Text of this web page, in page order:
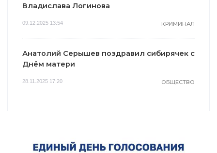
Владислава Логинова
09.12.2025 13:54 КРИМИНАЛ
Анатолий Серышев поздравил сибирячек с
Днём матери
28.11.2025 17:20 ОБЩЕСТВО